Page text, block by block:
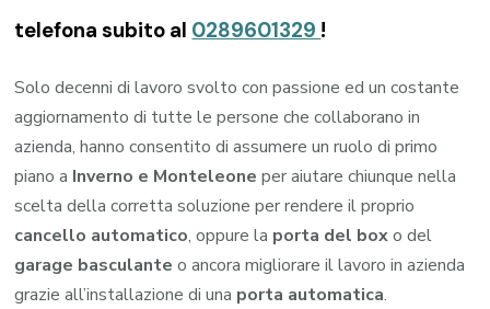
telefona subito al 0289601329 !
Solo decenni di lavoro svolto con passione ed un costante
aggiornamento di tutte le persone che collaborano in
azienda, hanno consentito di assumere un ruolo di primo
piano a Inverno e Monteleone per aiutare chiunque nella
scelta della corretta soluzione per rendere il proprio
cancello automatico, oppure la porta del boxo del
garage basculante o ancora migliorare il lavoro in azienda
grazie all’installazione di una porta automatica.